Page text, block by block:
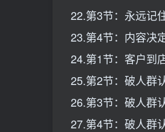
22.第3节：永远记
23.第4节：内容决
24.第1节：客户到
25.第2节：破人群
26.第3节：破人群
27.第4节：破人群